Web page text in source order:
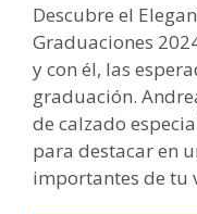
Descubre el
Graduaciones
y con él, las
graduación.
de calzado
para destacar en
importantes de tu